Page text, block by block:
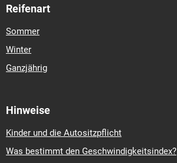
Reifenart
Sommer
Winter
Ganzjährig
Hinweise
Kinder und die Autositzpflicht
Was bestimmt den Geschwindigkeitsindex?